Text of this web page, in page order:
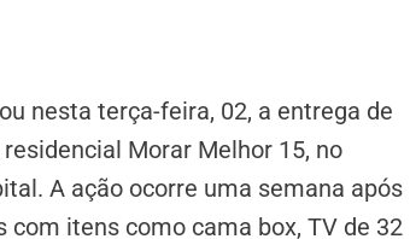
nesta terça-feira, 02, a entrega de
Morar Melhor 15, no
A ação ocorre uma semana após
itens como cama box, TV de 32